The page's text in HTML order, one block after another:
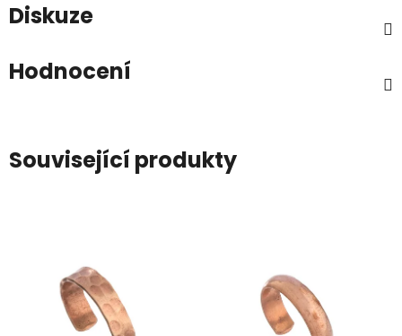
Diskuze
Hodnocení
Související produkty